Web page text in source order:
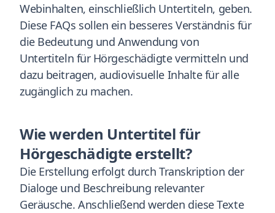
Webinhalten, einschließlich Untertiteln, geben.​
Diese FAQs sollen ein besseres Verständnis für
die Bedeutung und Anwendung von
Untertiteln für Hörgeschädigte vermitteln und
dazu beitragen, audiovisuelle Inhalte für alle
zugänglich zu machen.
Wie werden Untertitel für
Hörgeschädigte erstellt?
Die Erstellung erfolgt durch Transkription der
Dialoge und Beschreibung relevanter
Geräusche. Anschließend werden diese Texte